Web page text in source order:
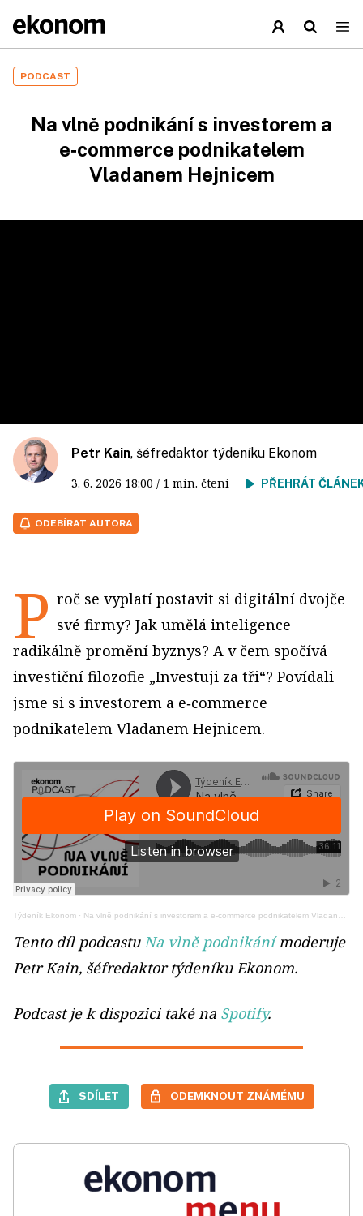
PODCAST
Na vlně podnikání s investorem a
e‑commerce podnikatelem
Vladanem Hejnicem
Petr Kain, šéfredaktor týdeníku Ekonom
3. 6. 2026 18:00 / 1 min. čtení PŘEHRÁT
ODEBÍRAT AUTORA
P roč se vyplatí postavit si digitální dvojče
své firmy? Jak umělá inteligence
radikálně promění byznys? A v čem spočívá
investiční filozofie „Investuji za tři“? Povídali
jsme si s investorem a e‑commerce
podnikatelem Vladanem Hejnicem.
Týdeník Ekonom · Na vlně podnikání s investorem a e-commerce podnikatelem Vladanem Hejnicem
Tento díl podcastuNa vlně podnikánímoderuje
Petr Kain, šéfredaktor týdeníku Ekonom.
Podcast je k dispozici také na Spotify.
SDÍLET ODEMKNOUT ZNÁMÉMU